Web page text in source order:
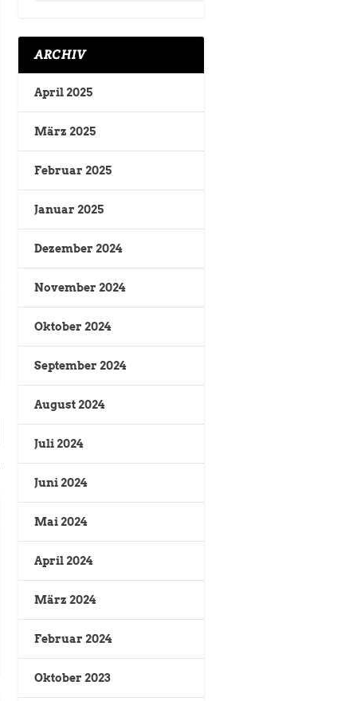
ARCHIV
April 2025
März 2025
Februar 2025
Januar 2025
Dezember 2024
November 2024
Oktober 2024
September 2024
August 2024
Juli 2024
Juni 2024
Mai 2024
April 2024
März 2024
Februar 2024
Oktober 2023